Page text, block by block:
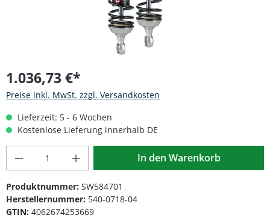
1.036,73 €*
Preise inkl. MwSt. zzgl. Versandkosten
Lieferzeit: 5 - 6 Wochen
Kostenlose Lieferung innerhalb DE
Produkt Anzahl: Gib den gewünschten
In den Warenkorb
Produktnummer: SW584701
Herstellernummer: 540-0718-04
GTIN: 4062674253669